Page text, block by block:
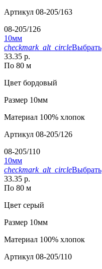
Артикул 08-205/163
08-205/126
10мм
checkmark_alt_circleВыбрать
33.35 р.
По 80 м
Цвет бордовый
Размер 10мм
Материал 100% хлопок
Артикул 08-205/126
08-205/110
10мм
checkmark_alt_circleВыбрать
33.35 р.
По 80 м
Цвет серый
Размер 10мм
Материал 100% хлопок
Артикул 08-205/110